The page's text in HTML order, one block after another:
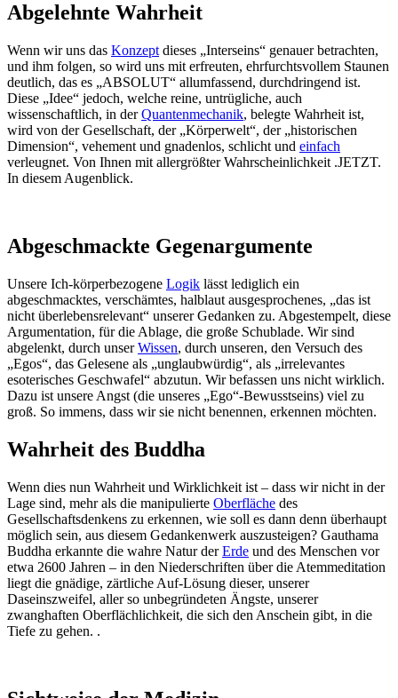
Abgelehnte Wahrheit
Wenn wir uns das Konzept dieses „Interseins“ genauer betrachten,
und ihm folgen, so wird uns mit erfreuten, ehrfurchtsvollem Staunen
deutlich, das es „ABSOLUT“ allumfassend, durchdringend ist.
Diese „Idee“ jedoch, welche reine, untrügliche, auch
wissenschaftlich, in derQuantenmechanik, belegte Wahrheit ist,
wird von der Gesellschaft, der „Körperwelt“, der „historischen
Dimension“, vehement und gnadenlos, schlicht und einfach
verleugnet. Von Ihnen mit allergrößter Wahrscheinlichkeit .JETZT.
In diesem Augenblick.
Abgeschmackte Gegenargumente
Unsere Ich-körperbezogene Logik lässt lediglich ein
abgeschmacktes, verschämtes, halblaut ausgesprochenes, „das ist
nicht überlebensrelevant“ unserer Gedanken zu. Abgestempelt, diese
Argumentation, für die Ablage, die große Schublade. Wir sind
abgelenkt, durch unserWissen, durch unseren, den Versuch des
„Egos“, das Gelesene als „unglaubwürdig“, als „irrelevantes
esoterisches Geschwafel“ abzutun. Wir befassen uns nicht wirklich.
Dazu ist unsere Angst (die unseres „Ego“-Bewusstseins) viel zu
groß. So immens, dass wir sie nicht benennen, erkennen möchten.
Wahrheit des Buddha
Wenn dies nun Wahrheit und Wirklichkeit ist – dass wir nicht in der
Lage sind, mehr als die manipulierte Oberfläche des
Gesellschaftsdenkens zu erkennen, wie soll es dann denn überhaupt
möglich sein, aus diesem Gedankenwerk auszusteigen? Gauthama
Buddha erkannte die wahre Natur derErde und des Menschen vor
etwa 2600 Jahren – in den Niederschriften über die Atemmeditation
liegt die gnädige, zärtliche Auf-Lösung dieser, unserer
Daseinszweifel, aller so unbegründeten Ängste, unserer
zwanghaften Oberflächlichkeit, die sich den Anschein gibt, in die
Tiefe zu gehen. .